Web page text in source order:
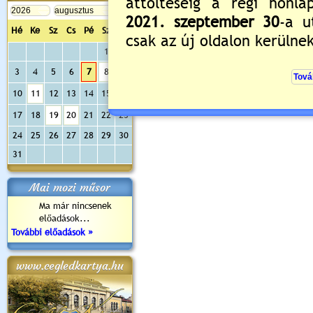
Hé Ke Sz Cs Pé Sz
Va
1
3
4 5 6 7 8
10 11 12 13 14 15
17 18 19 20 21 22
23
24
25 26 27 28 29
30
31
Mai mozi műsor
Ma már nincsenek
előadások...
További előadások »
www.cegledkartya.hu